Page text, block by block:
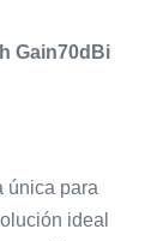
Gain70dBi
única para
ideal